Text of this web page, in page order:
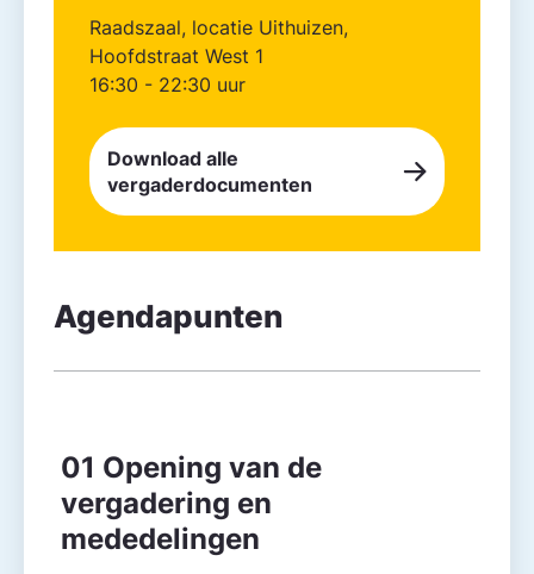
Raadszaal, locatie Uithuizen,
Hoofdstraat West 1
16:30 - 22:30 uur
Download alle
vergaderdocumenten
Agendapunten
01 Opening van de
vergadering en
mededelingen